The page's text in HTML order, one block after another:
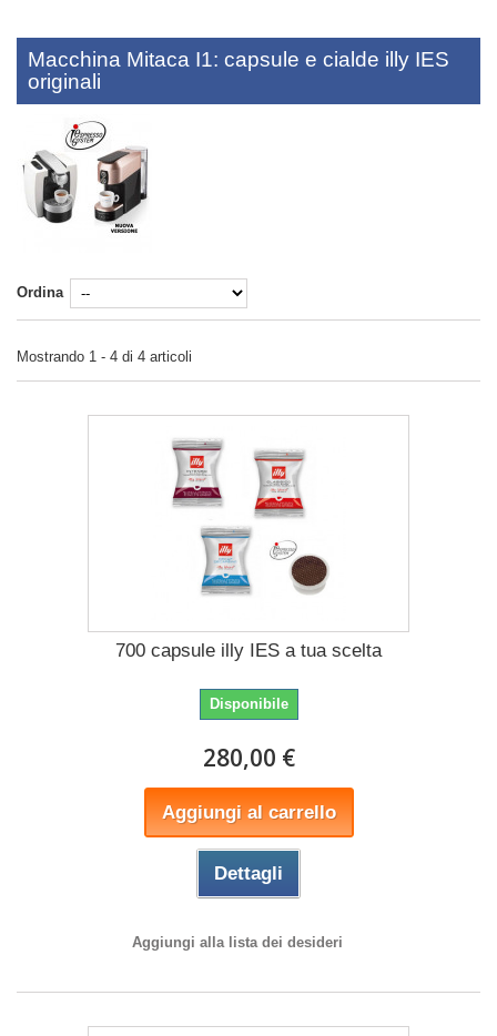
Macchina Mitaca I1: capsule e cialde illy IES
originali
Ordina
Mostrando 1 - 4 di 4 articoli
700 capsule illy IES a tua scelta
Disponibile
280,00 €
Aggiungi al carrello
Dettagli
Aggiungi alla lista dei desideri